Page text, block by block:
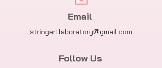
Email
stringartlaboratory@gmail.com
Follow Us